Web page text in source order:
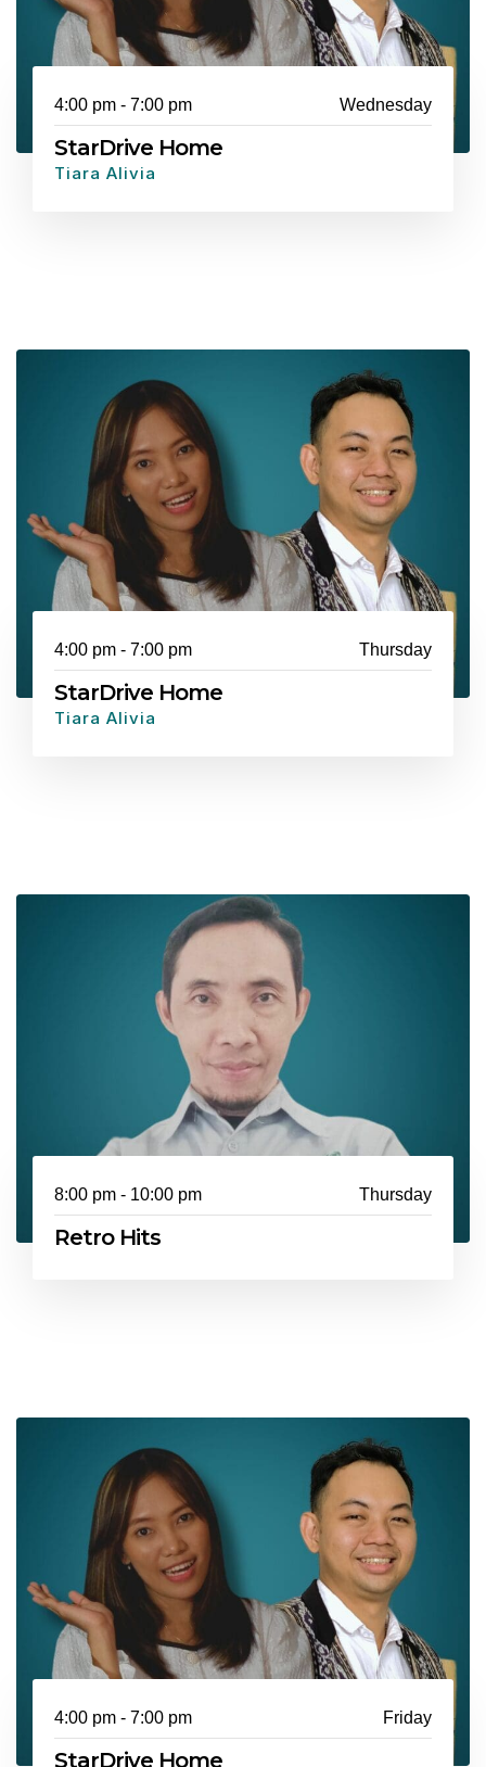
4:00 pm - 7:00 pm Wednesday
StarDrive Home
Tiara Alivia
4:00 pm - 7:00 pm Thursday
StarDrive Home
Tiara Alivia
8:00 pm - 10:00 pm Thursday
Retro Hits
4:00 pm - 7:00 pm Friday
StarDrive Home